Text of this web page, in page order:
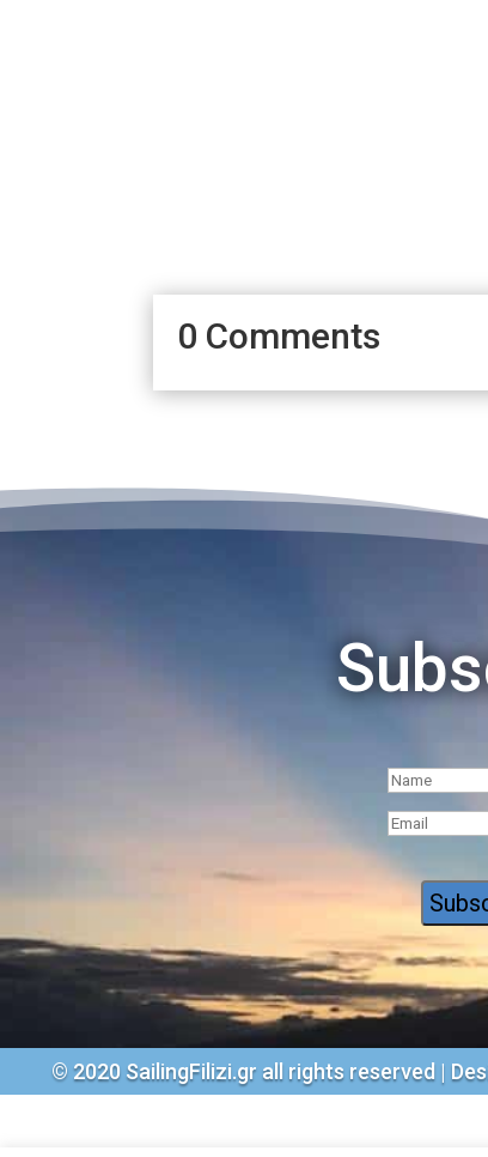
0 Comments
© 2020 SailingFilizi.gr all rights reserved |